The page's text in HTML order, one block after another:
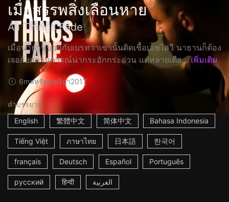
เมื่อสรรพสิ่งเลือนหาย
All Things Fade
เมื่อนาธานบอกกับเบรทว่าเขานั้นติดเชื้อเอชไอวี นาธานก็ต้อง
เจอกัยสถานการณ์น่ากระอักกระอ่วน แต่หลายเดือ... เพิ่มเติม
6mสหรัฐอเมริกา2017
คำบรรยาย
English
繁體中文 简体中文 Bahasa Indonesia
Tiếng Việt ภาษาไทย 日本語 한국어
français Deutsch Español Português
русский हिन्दी العربية